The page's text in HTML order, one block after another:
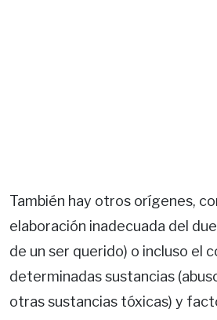
También hay otros orígenes,
elaboración inadecuada del
de un ser querido) o incluso el
determinadas sustancias
otras sustancias tóxicas) y